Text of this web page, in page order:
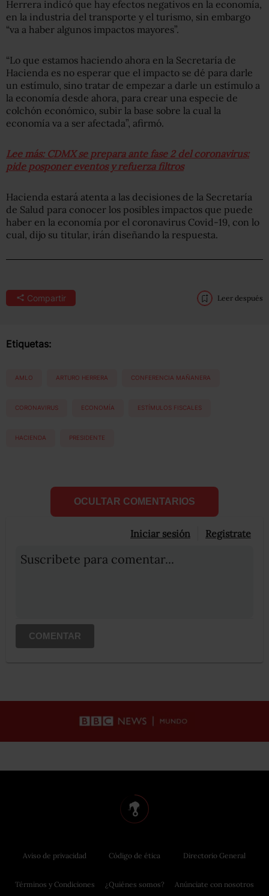
Herrera indicó que hay efectos negativos en la economía,
en la industria del transporte y el turismo, sin embargo
“va a haber algunos impactos mayores”.
“Lo que estamos haciendo ahora en la Secretaría de
Hacienda es no esperar que el impacto se dé para darle
un estímulo, sino tratar de empezar a darle un estímulo a
la economía desde ahora, para crear una especie de
colchón económico, subir la base sobre la cual la
economía va a ser afectada”, afirmó.
Lee más: CDMX se prepara ante fase 2 del coronavirus:
pide posponer eventos y refuerza filtros
Hacienda estará atenta a las decisiones de la Secretaría
de Salud para conocer los posibles impactos que puede
haber en la economía por el coronavirus Covid-19, con lo
cual, dijo su titular, irán diseñando la respuesta.
Compartir Leer después
Etiquetas:
AMLO ARTURO HERRERA CONFERENCIA MAÑANERA
CORONAVIRUS ECONOMÍA ESTÍMULOS FISCALES
HACIENDA PRESIDENTE
OCULTAR COMENTARIOS
Iniciar sesión Registrate
Suscribete para comentar...
COMENTAR
Aviso de privacidad
Términos y Condiciones
Código de ética
¿Quiénes somos?
Directorio General
Anúnciate con nosotros